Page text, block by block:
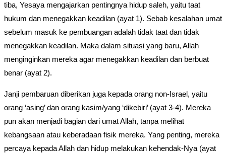
tiba, Yesaya mengajarkan pentingnya hidup saleh, yaitu taat
hukum dan menegakkan keadilan (ayat 1). Sebab kesalahan umat
sebelum masuk ke pembuangan adalah tidak taat dan tidak
menegakkan keadilan. Maka dalam situasi yang baru, Allah
menginginkan mereka agar menegakkan keadilan dan berbuat
benar (ayat 2).
Janji pembaruan diberikan juga kepada orang non-Israel, yaitu
orang ‘asing’ dan orang kasim/yang ‘dikebiri’ (ayat 3-4). Mereka
pun akan menjadi bagian dari umat Allah, tanpa melihat
kebangsaan atau keberadaan fisik mereka. Yang penting, mereka
percaya kepada Allah dan hidup melakukan kehendak-Nya (ayat